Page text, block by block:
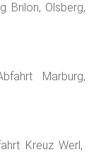
Brilon, Olsberg,
Marburg,
Kreuz Werl,